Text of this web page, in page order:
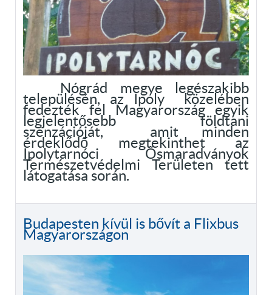
Nógrád megye legészakibb
településén, az Ipoly közelében
fedezték fel Magyarország egyik
legjelentősebb földtani
szenzációját, amit minden
érdeklődő megtekinthet az
Ipolytarnóci Ősmaradványok
Természetvédelmi Területen tett
látogatása során.
Budapesten kívül is bővít a Flixbus
Magyarországon